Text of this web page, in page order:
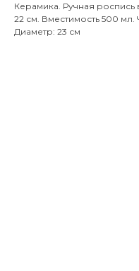
Керамика. Ручная роспись
22 см. Вместимость 500 мл.
Диаметр: 23 см